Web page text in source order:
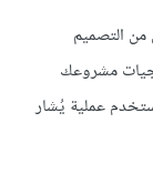
التصميم
مشروعك
عملية يُشار